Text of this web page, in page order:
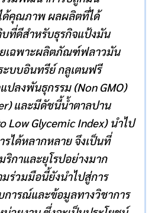
ด้คุณภาพ ผลผลิตที่ได้
ที่ดีสำหรับธุรกิจแป้งมัน
ยเฉพาะผลิตภัณฑ์ฟลาวมัน
บบอินทรีย์ กลูเตนฟรี
ปลงพันธุกรรม (Non GMO)
และมีดัชนี้น้ำตาลปาน
Low Glycemic Index) นำไป
ได้หลากหลาย จึงเป็นที่
ริกาและยุโรปอย่างมาก
ร่วมมือนี้ยังนำไปสู่การ
ารณ์และข้อมูลทางวิชาการ